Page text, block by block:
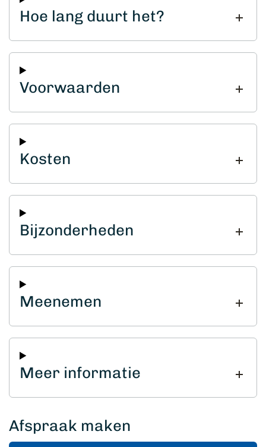
Afspraak maken
Hoe lang duurt het?
Voorwaarden
Kosten
Bijzonderheden
Meenemen
Meer informatie